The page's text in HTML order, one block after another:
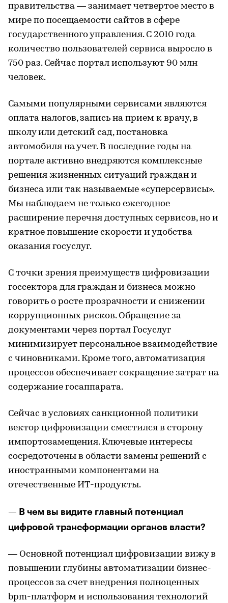
правительства — занимает четвертое место в
мире по посещаемости сайтов в сфере
государственного управления. С 2010 года
количество пользователей сервиса выросло в
750 раз. Сейчас портал используют 90 млн
человек.
Самыми популярными сервисами являются
оплата налогов, запись на прием к врачу, в
школу или детский сад, постановка
автомобиля на учет. В последние годы на
портале активно внедряются комплексные
решения жизненных ситуаций граждан и
бизнеса или так называемые «суперсервисы».
Мы наблюдаем не только ежегодное
расширение перечня доступных сервисов, но и
кратное повышение скорости и удобства
оказания госуслуг.
С точки зрения преимуществ цифровизации
госсектора для граждан и бизнеса можно
говорить о росте прозрачности и снижении
коррупционных рисков. Обращение за
документами через портал Госуслуг
минимизирует персональное взаимодействие
с чиновниками. Кроме того, автоматизация
процессов обеспечивает сокращение затрат на
содержание госаппарата.
Сейчас в условиях санкционной политики
вектор цифровизации сместился в сторону
импортозамещения. Ключевые интересы
сосредоточены в области замены решений с
иностранными компонентами на
отечественные ИТ-продукты.
— В чем вы видите главный потенциал
цифровой трансформации органов власти?
— Основной потенциал цифровизации вижу в
повышении глубины автоматизации бизнес-
процессов за счет внедрения полноценных
bpm-платформ и использования технологий